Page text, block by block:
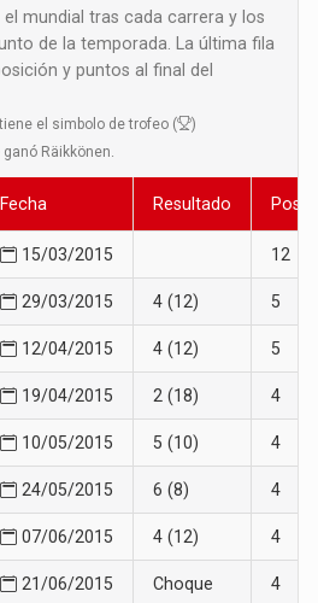
mundial tras cada carrera y los
de la temporada. La última fila
y puntos al final del
el simbolo de trofeo (
)
Räikkönen.
Fecha Resultado
15/03/2015 12
29/03/2015 4 (12) 5
12/04/2015 4 (12) 5
19/04/2015 2 (18) 4
10/05/2015 5 (10) 4
24/05/2015 6 (8) 4
07/06/2015 4 (12) 4
21/06/2015 Choque 4